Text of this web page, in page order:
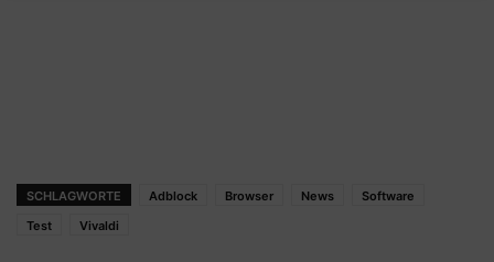
SCHLAGWORTE Adblock Browser News
Software
Test
Vivaldi